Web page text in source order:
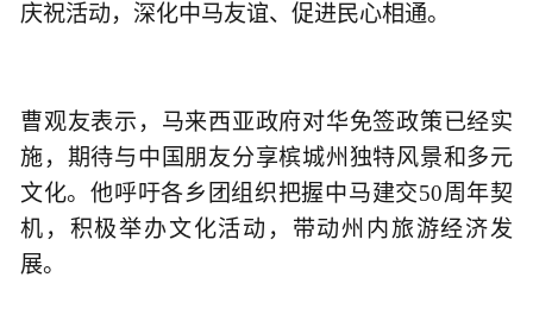
庆祝活动，深化中马友谊、促进民心相通。
曹观友表示，马来西亚政府对华免签政策已经实
施，期待与中国朋友分享槟城州独特风景和多元
文化。他呼吁各乡团组织把握中马建交50周年契
机，积极举办文化活动，带动州内旅游经济发
展。